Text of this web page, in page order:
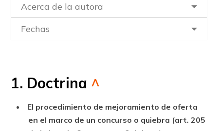
Acerca de la autora
Fechas
1. Doctrina ^
El procedimiento de mejoramiento de oferta
en el marco de un concurso o quiebra (art. 205